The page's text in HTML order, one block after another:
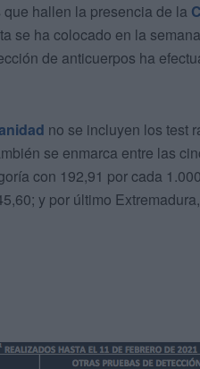
hallen la presencia de la
se ha colocado en la
de anticuerpos ha
no se incluyen los test
se enmarca entre las
con 192,91 por cada
y por último